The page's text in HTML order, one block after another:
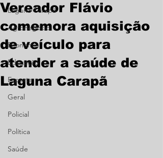
Laguna Carapã
Agronegócio
Economia
Educação
Esporte
Geral
Policial
Política
Saúde
Vereador Flávio
comemora aquisição
de veículo para
atender a saúde de
Laguna Carapã